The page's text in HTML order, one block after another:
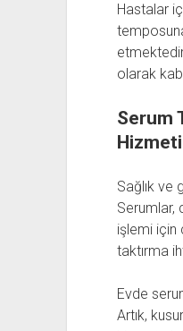
Hastalar
olarak
Serum
Sağlık ve
Serumlar,
işlemi için
taktırma
Evde
Artık,